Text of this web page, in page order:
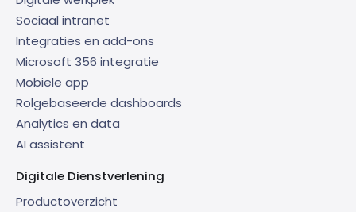
Sociaal intranet
Integraties en add-ons
Microsoft 356 integratie
Mobiele app
Rolgebaseerde dashboards
Analytics en data
AI assistent
Digitale Dienstverlening
Productoverzicht